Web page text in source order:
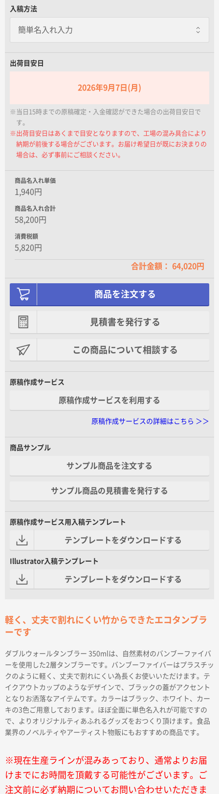
包装紙で包んだ後に外のしをします
入稿方法
出荷目安日
2026年9月7日(月)
※当日15時までの原稿確定・入金確認ができた場合の出荷目安日で
す。
※出荷目安日はあくまで目安となりますので、工場の混み具合により
納期が前後する場合がございます。お届け希望日が既にお決まりの
場合は、必ず事前にご相談ください。
商品名入れ単価
1,940円
商品名入れ合計
58,200円
消費税額
5,820円
合計金額： 64,020円
商品を注文する
見積書を発行する
この商品について相談する
原稿作成サービス
原稿作成サービスを利用する
原稿作成サービスの詳細はこちら ＞＞
商品サンプル
サンプル商品を注文する
サンプル商品の見積書を発行する
原稿作成サービス用入稿テンプレート
テンプレートをダウンロードする
Illustrator入稿テンプレート
テンプレートをダウンロードする
軽く、丈夫で割れにくい竹からできたエコタンブラ
ーです
ダブルウォールタンブラー 350mlは、自然素材のバンブーファイバ
ーを使用した2層タンブラーです。バンブーファイバーはプラスチッ
クのように軽く、丈夫で割れにくい為長くお使いいただけます。テ
イクアウトカップのようなデザインで、ブラックの蓋がアクセント
となりお洒落なアイテムです。カラーはブラック、ホワイト、カー
キの3色ご用意しております。ほぼ全面に単色名入れが可能ですの
で、よりオリジナルティあふれるグッズをおつくり頂けます。食品
業界のノベルティやアーティスト物販にもおすすめの商品です。
※現在生産ラインが混みあっており、通常よりお届
けまでにお時間を頂戴する可能性がございます。ご
注文前に必ず納期についてお問い合わせいただきま